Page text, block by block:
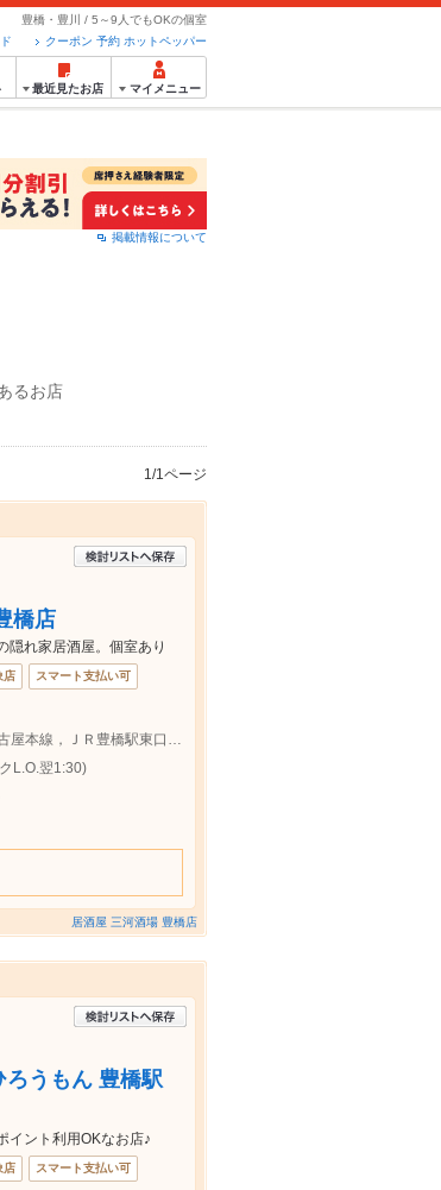
豊橋・豊川 / 5～9人でもOKの個室
クーポン 予約 ホットペッパー
最近見たお店 マイメニュー
掲載情報について
るお店
1/1ページ
橋店
隠れ家居酒屋。個室あり
店 スマート支払い可
豊橋鉄道東田本線駅前大通駅出口より徒歩約1分/名鉄名古屋本線，ＪＲ豊橋駅東口より徒歩約1分
L.O.翌1:30)
居酒屋 三河酒場 豊橋店
ろうもん 豊橋駅
イント利用OKなお店♪
店 スマート支払い可